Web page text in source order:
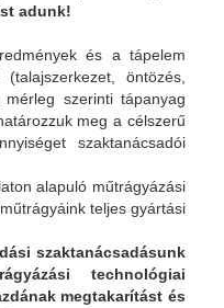
adunk!
és a tápelem
öntözés,
szerinti tápanyag
meg a célszerű
szaktanácsadói
alapuló műtrágyázási
teljes gyártási
szaktanácsadásunk
technológiai
megtakarítást és